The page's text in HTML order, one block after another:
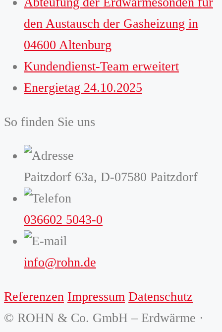
den Austausch der Gasheizung in
04600 Altenburg
Kundendienst-Team erweitert
Energietag 24.10.2025
So finden Sie uns
Paitzdorf 63a, D-07580 Paitzdorf
036602 5043-0
info@rohn.de
Referenzen Impressum Datenschutz
© ROHN & Co. GmbH – Erdwärme ·